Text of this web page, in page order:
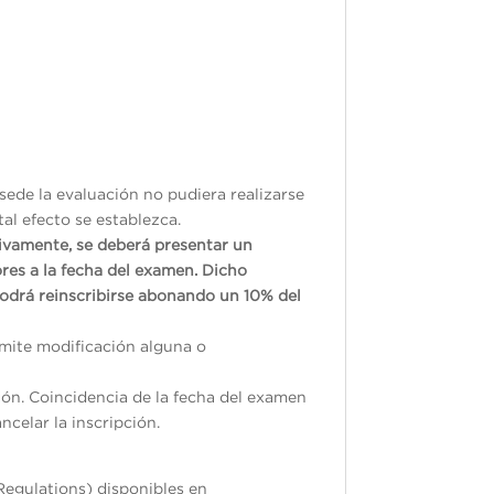
la evaluación no pudiera realizarse
efecto se establezca.
se deberá presentar un
a la fecha del examen. Dicho
reinscribirse abonando un 10% del
modificación alguna o
Coincidencia de la fecha del examen
la inscripción.
disponibles en